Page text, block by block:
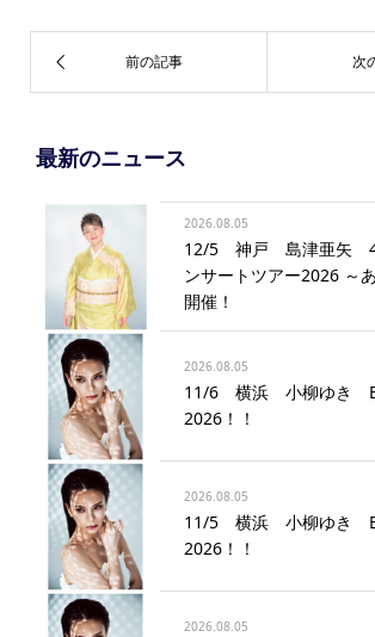
最新のニュース
2026.08.05
12/5 神戸 島津亜矢
ンサートツアー2026 ～
開催！
2026.08.05
11/6 横浜 小柳ゆき
2026！！
2026.08.05
11/5 横浜 小柳ゆき
2026！！
2026.08.05